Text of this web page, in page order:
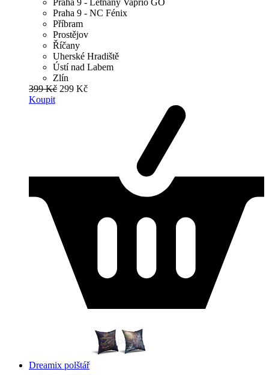
Praha 9 - Letňany Vaprio GO
Praha 9 - NC Fénix
Příbram
Prostějov
Říčany
Uherské Hradiště
Ústí nad Labem
Zlín
399 Kč 299 Kč
Koupit
Dreamix polštář